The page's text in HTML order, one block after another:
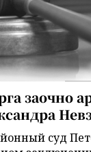
заочно
суд